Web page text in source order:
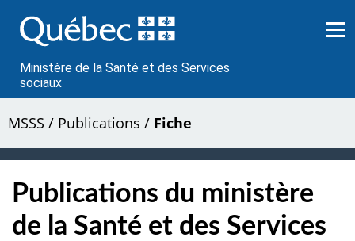
au
contenu
Ministère de la Santé et des Services
sociaux
MSSS / Publications / Fiche
Publications du ministère
de la Santé et des Services